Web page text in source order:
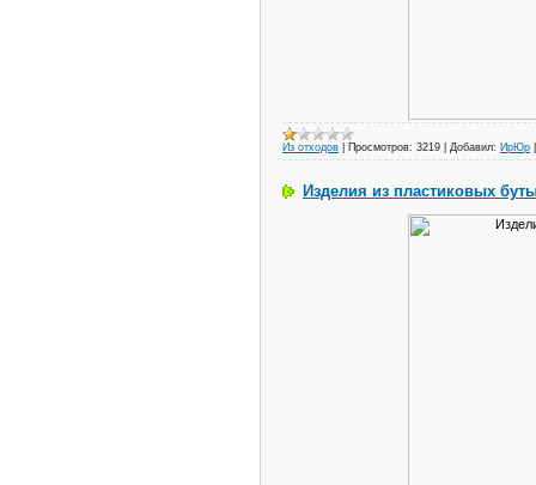
Из отходов Просмотров: 3219 Добавил: ИрЮр
Изделия из пластиковых